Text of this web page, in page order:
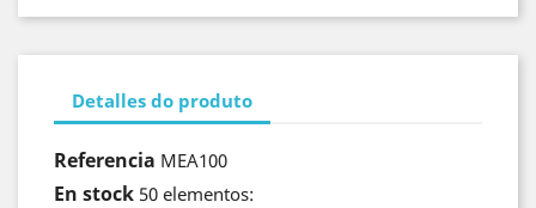
Detalles do produto
Referencia MEA100
En stock 50 elementos: